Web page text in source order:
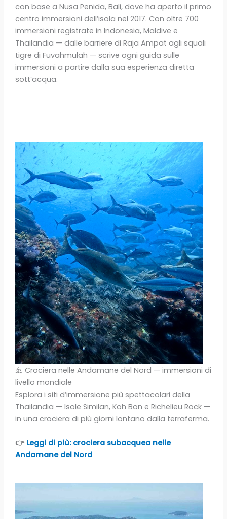
con base a Nusa Penida, Bali, dove ha aperto il primo
centro immersioni dell’isola nel 2017. Con oltre 700
immersioni registrate in Indonesia, Maldive e
Thailandia — dalle barriere di Raja Ampat agli squali
tigre di Fuvahmulah — scrive ogni guida sulle
immersioni a partire dalla sua esperienza diretta
sott’acqua.
🚢 Crociera nelle Andamane del Nord — immersioni di
livello mondiale
Esplora i siti d’immersione più spettacolari della
Thailandia — Isole Similan, Koh Bon e Richelieu Rock —
in una crociera di più giorni lontano dalla terraferma.
👉 Leggi di più: crociera subacquea nelle
Andamane del Nord